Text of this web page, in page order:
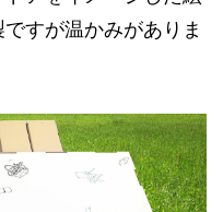
すが温かみがありま